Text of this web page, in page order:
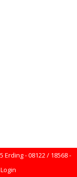
Erding - 08122 / 18568 -
Login